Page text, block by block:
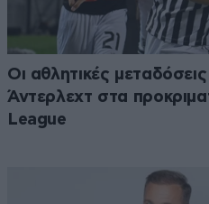
Οι αθλητικές
Άντερλεχτ στα
League